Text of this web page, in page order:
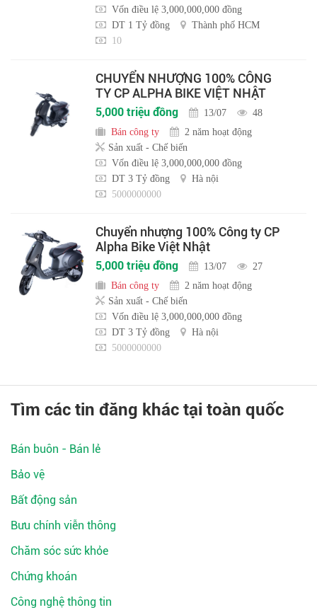
Vốn điều lệ 3,000,000,000 đồng
DT 1 Tỷ đồng
Thành phố HCM
10
CHUYỂN NHƯỢNG 100% CÔNG
TY CP ALPHA BIKE VIỆT NHẬT
5,000 triệu đồng 13/07
48
Bán công ty
2 năm hoạt động
Sản xuất - Chế biến
Vốn điều lệ 3,000,000,000 đồng
DT 3 Tỷ đồng
Hà nội
5000000000
Chuyển nhượng 100% Công ty CP
Alpha Bike Việt Nhật
5,000 triệu đồng 13/07
27
Bán công ty
2 năm hoạt động
Sản xuất - Chế biến
Vốn điều lệ 3,000,000,000 đồng
DT 3 Tỷ đồng
Hà nội
5000000000
Tìm các tin đăng khác tại toàn quốc
Bán buôn - Bán lẻ
Bảo vệ
Bất động sản
Bưu chính viễn thông
Chăm sóc sức khỏe
Chứng khoán
Công nghệ thông tin